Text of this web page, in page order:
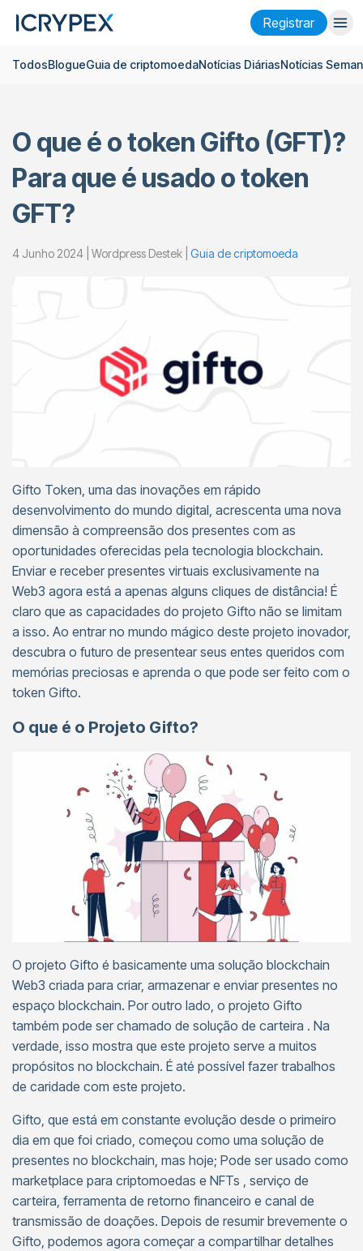
Registrar
Entrar Registrar
Empresa
Pesquisar
Futuros x50
TodosBlogueGuia de criptomoedaNotícias DiáriasNotícias
O que é o token Gifto (GFT)?
Para que é usado o token
GFT?
4 Junho 2024 | Wordpress Destek | Guia de criptomoeda
Gifto Token, uma das inovações em rápido
desenvolvimento do mundo digital, acrescenta uma nova
dimensão à compreensão dos presentes com as
oportunidades oferecidas pela tecnologia blockchain.
Enviar e receber presentes virtuais exclusivamente na
Web3 agora está a apenas alguns cliques de distância! É
claro que as capacidades do projeto Gifto não se limitam
a isso. Ao entrar no mundo mágico deste projeto inovador,
descubra o futuro de presentear seus entes queridos com
memórias preciosas e aprenda o que pode ser feito com o
token Gifto.
O que é o Projeto Gifto?
O projeto Gifto é basicamente uma solução blockchain
Web3 criada para criar, armazenar e enviar presentes no
espaço blockchain. Por outro lado, o projeto Gifto
também pode ser chamado de solução de carteira . Na
verdade, isso mostra que este projeto serve a muitos
propósitos no blockchain. É até possível fazer trabalhos
de caridade com este projeto.
Gifto, que está em constante evolução desde o primeiro
dia em que foi criado, começou como uma solução de
presentes no blockchain, mas hoje; Pode ser usado como
marketplace para criptomoedas e NFTs , serviço de
carteira, ferramenta de retorno financeiro e canal de
transmissão de doações. Depois de resumir brevemente o
Gifto, podemos agora começar a compartilhar detalhes